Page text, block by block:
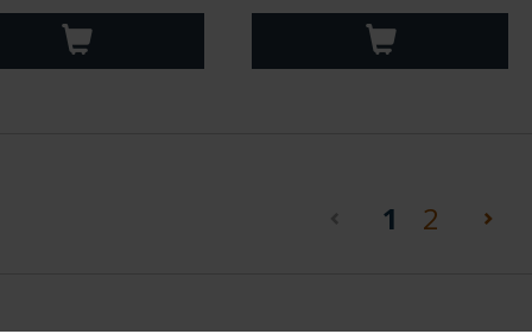
1 (current)
2